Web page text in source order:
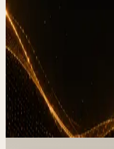
weniger